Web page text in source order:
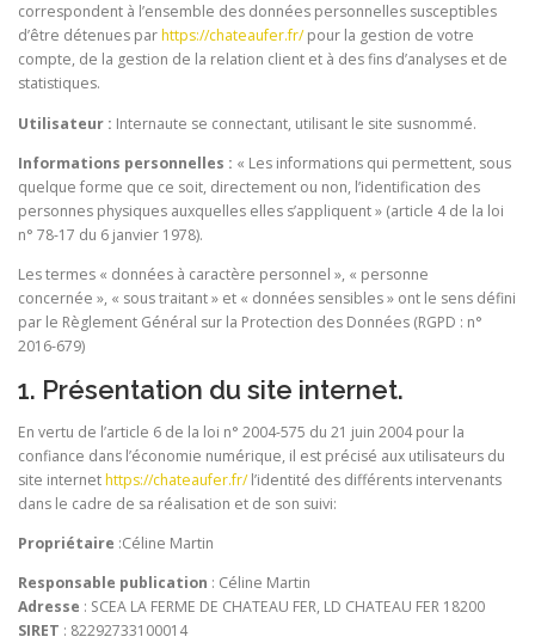
correspondent à l’ensemble des données personnelles susceptibles
d’être détenues parhttps://chateaufer.fr/pour la gestion de votre
compte, de la gestion de la relation client et à des fins d’analyses et de
statistiques.
Utilisateur : Internaute se connectant, utilisant le site susnommé.
Informations personnelles : « Les informations qui permettent, sous
quelque forme que ce soit, directement ou non, l’identification des
personnes physiques auxquelles elles s’appliquent » (article 4 de la loi
n° 78-17 du 6 janvier 1978).
Les termes « données à caractère personnel », « personne
concernée », « sous traitant » et « données sensibles » ont le sens défini
par le Règlement Général sur la Protection des Données (RGPD : n°
2016-679)
1. Présentation du site internet.
En vertu de l’article 6 de la loi n° 2004-575 du 21 juin 2004 pour la
confiance dans l’économie numérique, il est précisé aux utilisateurs du
site internethttps://chateaufer.fr/l’identité des différents intervenants
dans le cadre de sa réalisation et de son suivi:
Propriétaire :Céline Martin
Responsable publication : Céline Martin
Adresse : SCEA LA FERME DE CHATEAU FER, LD CHATEAU FER 18200
SIRET : 82292733100014